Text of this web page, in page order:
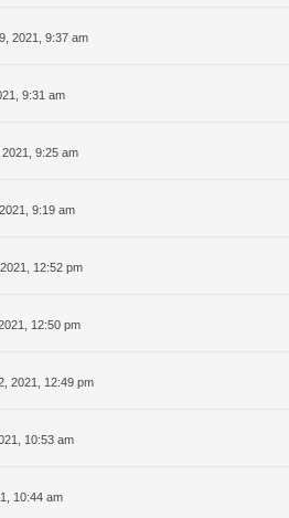
2021, 9:37 am
9:31 am
9:25 am
9:19 am
12:52 pm
12:50 pm
2021, 12:49 pm
10:53 am
10:44 am